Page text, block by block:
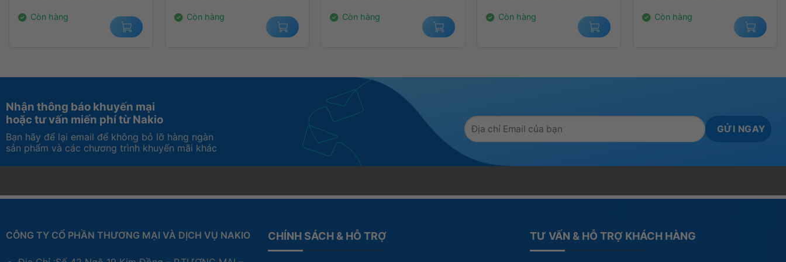
Còn hàng Còn hàng Còn hàng Còn hàng Còn hàng
Nhận thông báo khuyến mại
hoặc tư vấn miến phí từ Nakio
Bạn hãy để lại email để không bỏ lỡ hàng ngàn
sản phẩm và các chương trình khuyến mãi khác
CÔNG TY CỔ PHẦN THƯƠNG MẠI VÀ DỊCH VỤ NAKIO CHÍNH SÁCH & HỖ TRỢ TƯ VẤN & HỖ TRỢ KHÁCH HÀNG